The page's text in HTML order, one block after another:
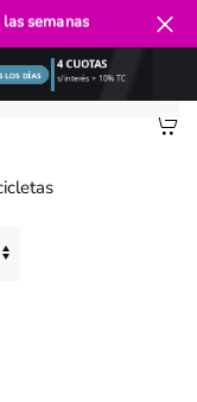
semanas